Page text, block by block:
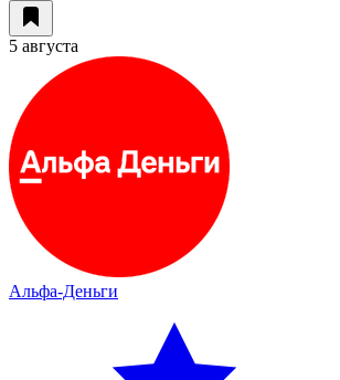
5 августа
Альфа-Деньги